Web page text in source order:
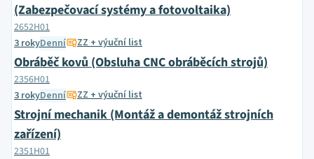
(Zabezpečovací systémy a fotovoltaika)
2652H01
3 rokyDenní ZZ + výuční list
Obráběč kovů (Obsluha CNC obráběcích strojů)
2356H01
3 rokyDenní ZZ + výuční list
Strojní mechanik (Montáž a demontáž strojních
zařízení)
2351H01